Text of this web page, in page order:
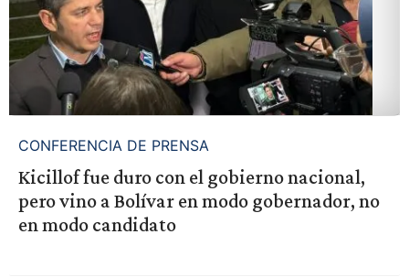
CONFERENCIA DE PRENSA
Kicillof fue duro con el gobierno nacional,
pero vino a Bolívar en modo gobernador, no
en modo candidato